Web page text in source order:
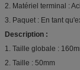
2. Matériel terminal :
3. Paquet : En tant
Description :
1. Taille globale :
2. Taille : 50mm